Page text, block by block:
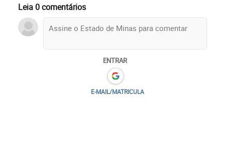
Leia 0 comentários
ENTRAR
E-MAIL/MATRICULA